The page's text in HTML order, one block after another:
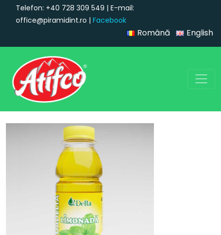
Telefon: +40 728 309 549 | E-mail:
office@piramidint.ro | Facebook
Română English
Navigare principală